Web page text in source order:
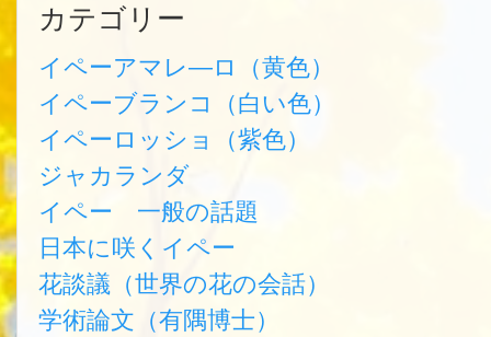
カテゴリー
イペーアマレ―ロ（黄色）
イペーブランコ（白い色）
イペーロッショ（紫色）
ジャカランダ
イペー 一般の話題
日本に咲くイペー
花談議（世界の花の会話）
学術論文（有隅博士）